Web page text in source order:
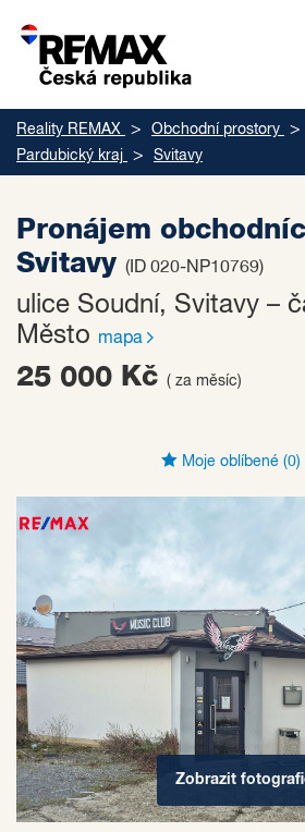
Reality REMAX Obchodní prostory
Pardubický kraj
Svitavy
Pronájem
Svitavy (ID 020-NP10769)
ulice Soudní, Svitavy –
Město mapa
25 000 Kč ( za měsíc)
Moje oblíbené (0)
Zobrazit